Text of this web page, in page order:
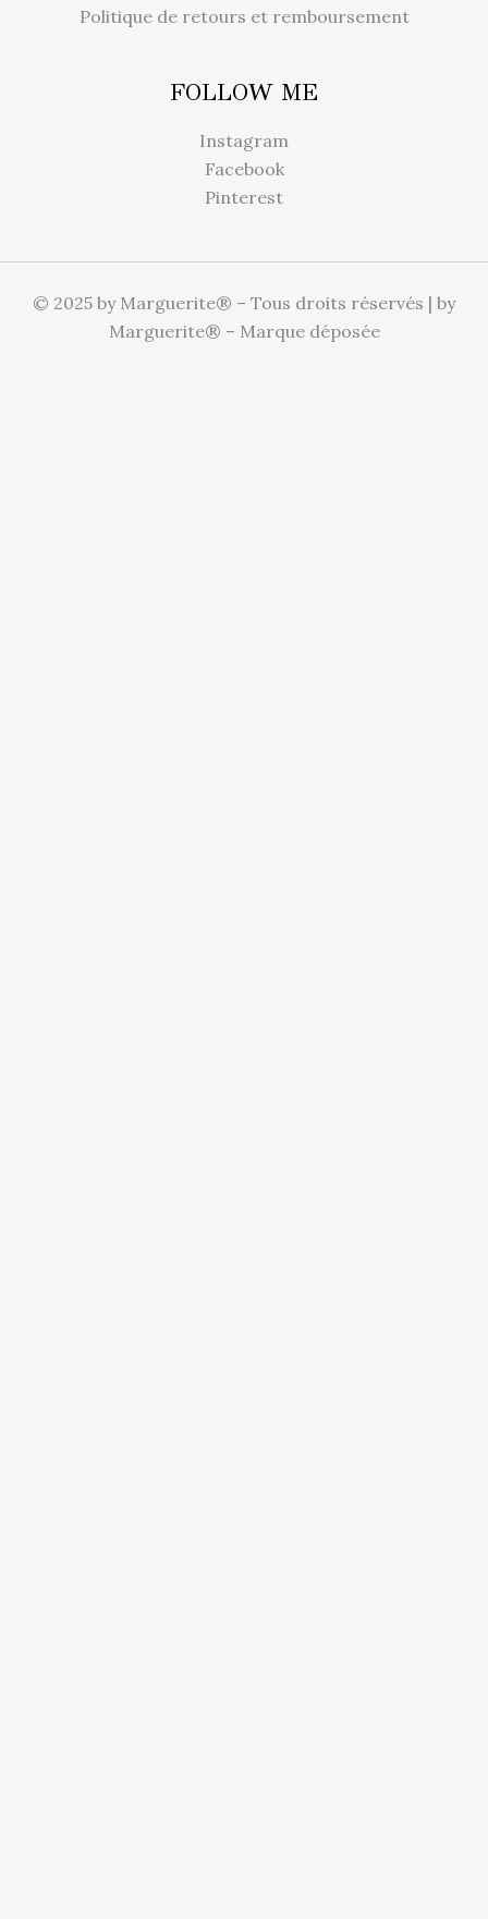
Politique de retours et remboursement
FOLLOW ME
Instagram
Facebook
Pinterest
© 2025 by Marguerite® – Tous droits réservés | by
Marguerite® – Marque déposée